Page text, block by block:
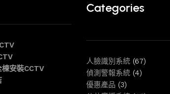
安裝CCTV
Categories
人臉識別系統 (67)
偵測警報系統 (4)
優惠產品 (3)